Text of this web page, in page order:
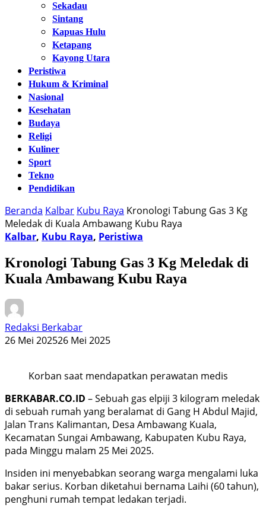
Sekadau
Sintang
Kapuas Hulu
Ketapang
Kayong Utara
Peristiwa
Hukum & Kriminal
Nasional
Kesehatan
Budaya
Religi
Kuliner
Sport
Tekno
Pendidikan
Beranda Kalbar Kubu Raya Kronologi Tabung Gas 3 Kg
Meledak di Kuala Ambawang Kubu Raya
Kalbar, Kubu Raya, Peristiwa
Kronologi Tabung Gas 3 Kg Meledak di
Kuala Ambawang Kubu Raya
Redaksi Berkabar
26 Mei 202526 Mei 2025
Korban saat mendapatkan perawatan medis
BERKABAR.CO.ID – Sebuah gas elpiji 3 kilogram meledak
di sebuah rumah yang beralamat di Gang H Abdul Majid,
Jalan Trans Kalimantan, Desa Ambawang Kuala,
Kecamatan Sungai Ambawang, Kabupaten Kubu Raya,
pada Minggu malam 25 Mei 2025.
Insiden ini menyebabkan seorang warga mengalami luka
bakar serius. Korban diketahui bernama Laihi (60 tahun),
penghuni rumah tempat ledakan terjadi.